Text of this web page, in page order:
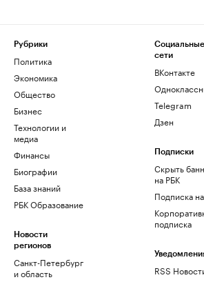
Рубрики
Политика
Экономика
Общество
Бизнес
Технологии и
медиа
Финансы
Биографии
База знаний
РБК Образование
Новости
регионов
Санкт-Петербург
и область
Социальные
сети
ВКонтакте
Telegram
Дзен
Подписки
Скрыть
на РБК
Подписка
подписка
RSS